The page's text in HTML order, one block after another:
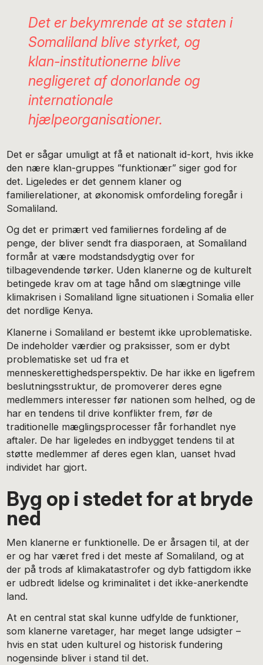
Det er bekymrende at se staten i
Somaliland blive styrket, og
klan-institutionerne blive
negligeret af donorlande og
internationale
hjælpeorganisationer.
Det er sågar umuligt at få et nationalt id-kort, hvis ikke
den nære klan-gruppes ”funktionær” siger god for
det. Ligeledes er det gennem klaner og
familierelationer, at økonomisk omfordeling foregår i
Somaliland.
Og det er primært ved familiernes fordeling af de
penge, der bliver sendt fra diasporaen, at Somaliland
formår at være modstandsdygtig over for
tilbagevendende tørker. Uden klanerne og de kulturelt
betingede krav om at tage hånd om slægtninge ville
klimakrisen i Somaliland ligne situationen i Somalia eller
det nordlige Kenya.
Klanerne i Somaliland er bestemt ikke uproblematiske.
De indeholder værdier og praksisser, som er dybt
problematiske set ud fra et
menneskerettighedsperspektiv. De har ikke en ligefrem
beslutningsstruktur, de promoverer deres egne
medlemmers interesser før nationen som helhed, og de
har en tendens til drive konflikter frem, før de
traditionelle mæglingsprocesser får forhandlet nye
aftaler. De har ligeledes en indbygget tendens til at
støtte medlemmer af deres egen klan, uanset hvad
individet har gjort.
Byg op i stedet for at bryde
ned
Men klanerne er funktionelle. De er årsagen til, at der
er og har været fred i det meste af Somaliland, og at
der på trods af klimakatastrofer og dyb fattigdom ikke
er udbredt lidelse og kriminalitet i det ikke-anerkendte
land.
At en central stat skal kunne udfylde de funktioner,
som klanerne varetager, har meget lange udsigter –
hvis en stat uden kulturel og historisk fundering
nogensinde bliver i stand til det.